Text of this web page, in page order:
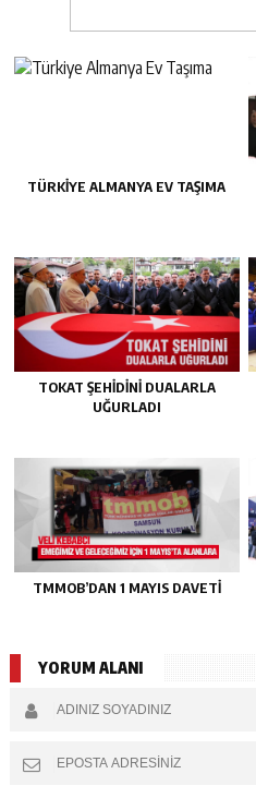
TÜRKIYE ALMANYA EV TAŞIMA
TOKAT ŞEHIDINI DUALARLA
UĞURLADI
TMMOB’DAN 1 MAYIS DAVETI
YORUM ALANI